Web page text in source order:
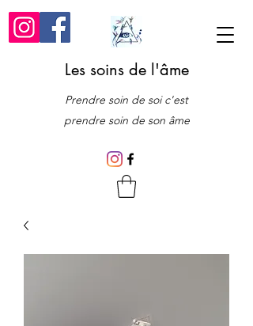
Les soins de l'âme
Prendre soin de soi c'est
prendre soin de son âme